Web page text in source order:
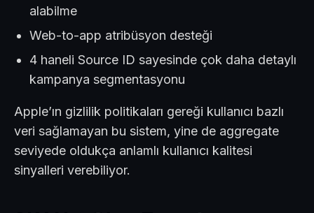
alabilme
Web-to-app atribüsyon desteği
4 haneli Source ID sayesinde çok daha detaylı
kampanya segmentasyonu
Apple’ın gizlilik politikaları gereği kullanıcı bazlı
veri sağlamayan bu sistem, yine de aggregate
seviyede oldukça anlamlı kullanıcı kalitesi
sinyalleri verebiliyor.